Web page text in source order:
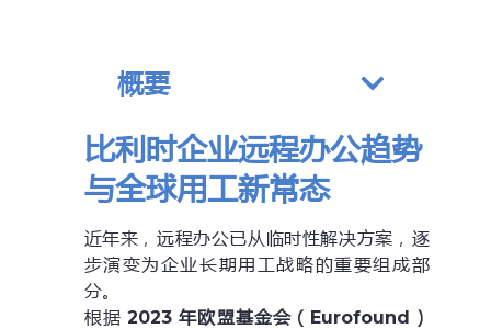
概要
比利时企业远程办公趋势
与全球用工新常态
近年来，远程办公已从临时性解决方案，逐
步演变为企业长期用工战略的重要组成部
分。
根据 2023 年欧盟基金会（Eurofound）